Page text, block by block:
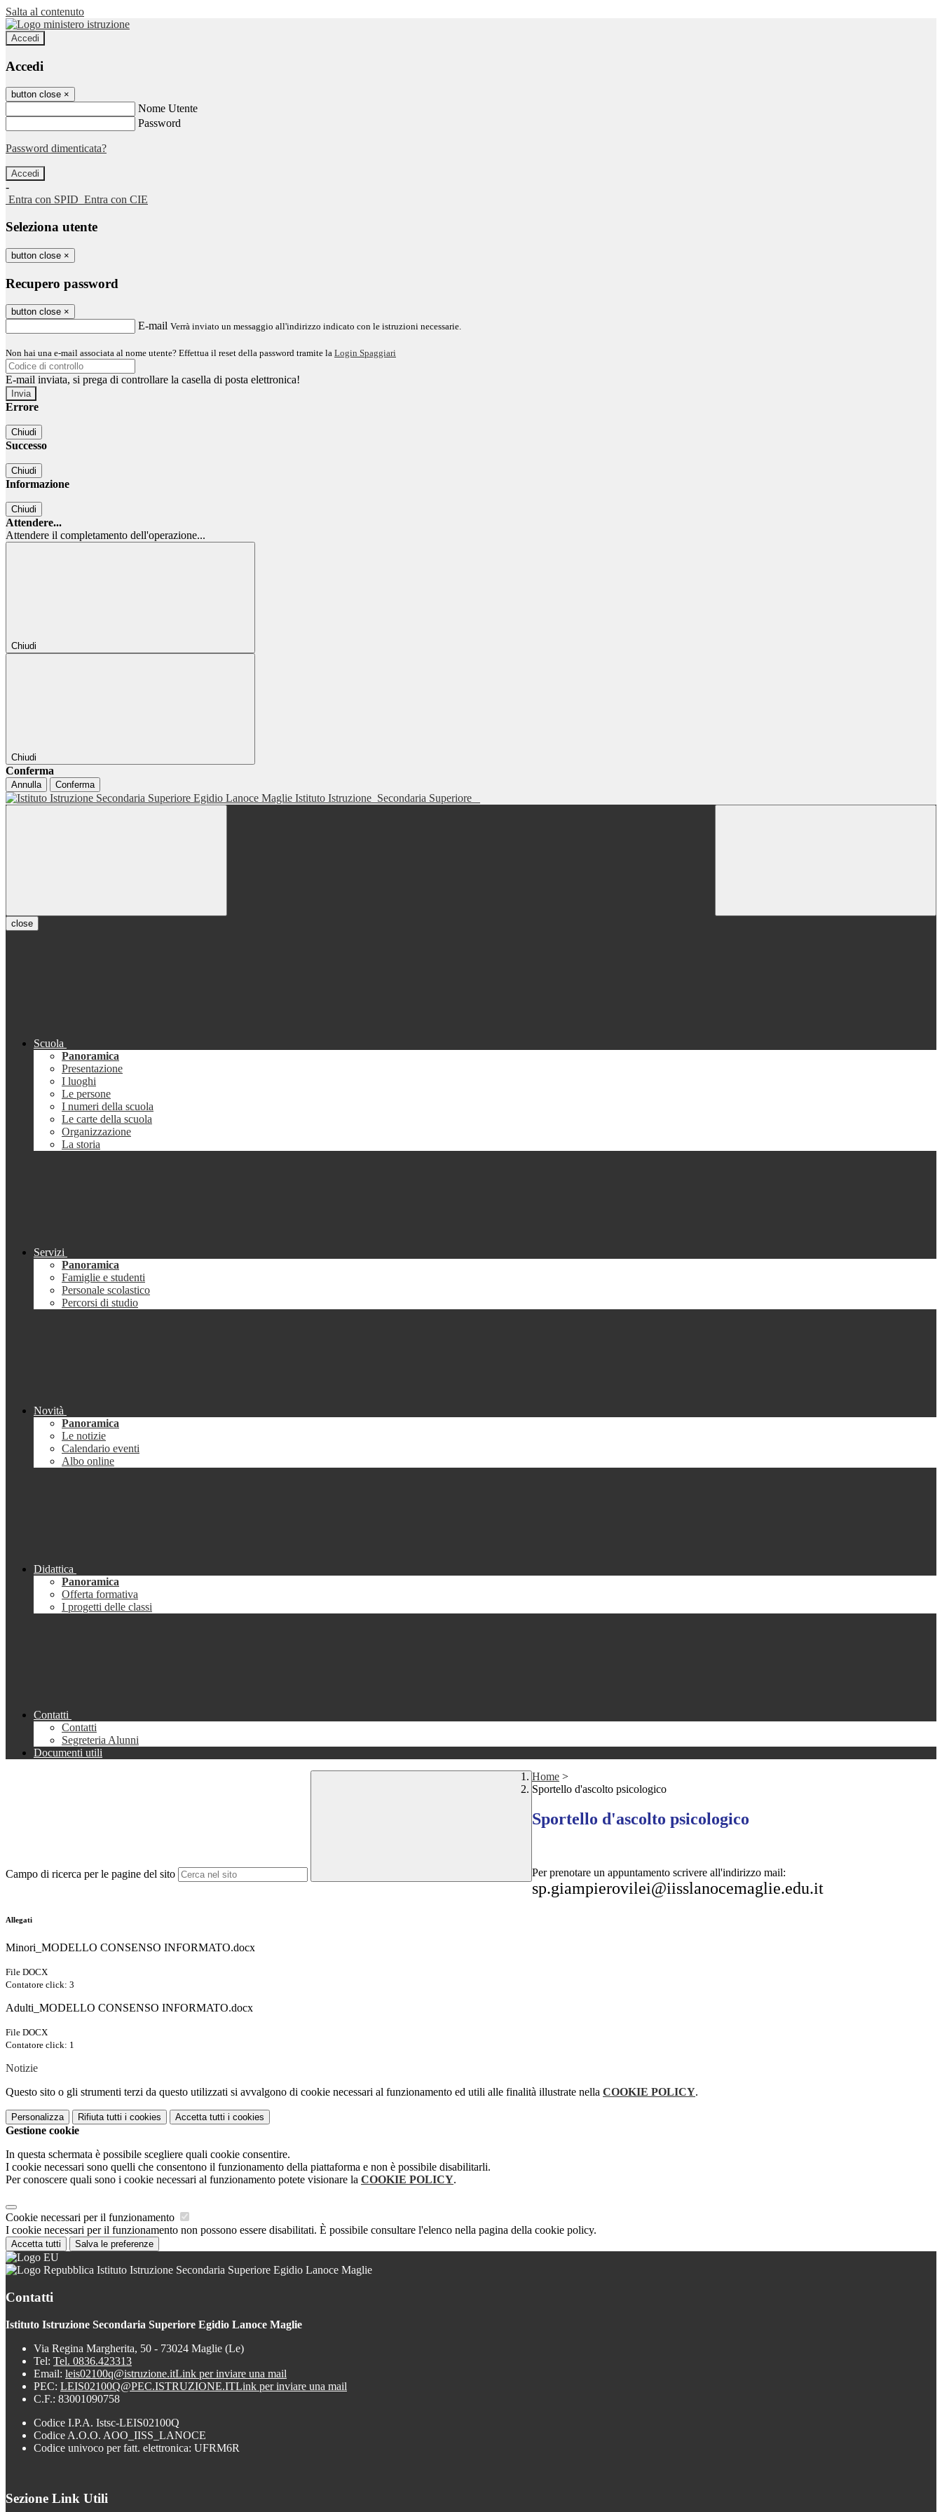
Salta al contenuto
Accedi
Accedi
button close ×
Nome Utente
Password
Password dimenticata?
-
Entra con SPID Entra con CIE
Seleziona utente
button close ×
Recupero password
button close ×
E-mail Verrà inviato un messaggio all'indirizzo indicato con le istruzioni necessarie.
Non hai una e-mail associata al nome utente? Effettua il reset della password tramite la Login Spaggiari
E-mail inviata, si prega di controllare la casella di posta elettronica!
Errore
Chiudi
Successo
Chiudi
Informazione
Chiudi
Attendere...
Attendere il completamento dell'operazione...
Chiudi
Chiudi
Conferma
Annulla Conferma
Istituto Istruzione Secondaria Superiore
close
Scuola
Panoramica
Presentazione
I luoghi
Le persone
I numeri della scuola
Le carte della scuola
Organizzazione
La storia
Servizi
Panoramica
Famiglie e studenti
Personale scolastico
Percorsi di studio
Novità
Panoramica
Le notizie
Calendario eventi
Albo online
Didattica
Panoramica
Offerta formativa
I progetti delle classi
Contatti
Contatti
Segreteria Alunni
Documenti utili
Campo di ricerca per le pagine del sito
Home >
Sportello d'ascolto psicologico
Sportello d'ascolto psicologico
Per prenotare un appuntamento scrivere all'indirizzo mail:
sp.giampierovilei@iisslanocemaglie.edu.it
Allegati
Minori_MODELLO CONSENSO INFORMATO.docx
File DOCX
Contatore click: 3
Adulti_MODELLO CONSENSO INFORMATO.docx
File DOCX
Contatore click: 1
Notizie
Questo sito o gli strumenti terzi da questo utilizzati si avvalgono di cookie necessari al funzionamento ed utili alle finalità illustrate nella COOKIE POLICY.
Personalizza Rifiuta tutti i cookies Accetta tutti i cookies
Gestione cookie
In questa schermata è possibile scegliere quali cookie consentire.
I cookie necessari sono quelli che consentono il funzionamento della piattaforma e non è possibile disabilitarli.
Per conoscere quali sono i cookie necessari al funzionamento potete visionare la COOKIE POLICY.
Cookie necessari per il funzionamento
I cookie necessari per il funzionamento non possono essere disabilitati. È possibile consultare l'elenco nella pagina della cookie policy.
Accetta tutti Salva le preferenze
Istituto Istruzione Secondaria Superiore Egidio Lanoce Maglie
Contatti
Istituto Istruzione Secondaria Superiore Egidio Lanoce Maglie
Via Regina Margherita, 50 - 73024 Maglie (Le)
Tel: Tel. 0836.423313
Email: leis02100q@istruzione.itLink per inviare una mail
PEC: LEIS02100Q@PEC.ISTRUZIONE.ITLink per inviare una mail
C.F.: 83001090758
Codice I.P.A. Istsc-LEIS02100Q
Codice A.O.O. AOO_IISS_LANOCE
Codice univoco per fatt. elettronica: UFRM6R
Sezione Link Utili